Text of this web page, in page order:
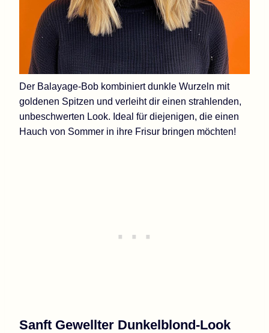
Der Balayage-Bob kombiniert dunkle Wurzeln mit
goldenen Spitzen und verleiht dir einen strahlenden,
unbeschwerten Look. Ideal für diejenigen, die einen
Hauch von Sommer in ihre Frisur bringen möchten!
Sanft Gewellter Dunkelblond-Look